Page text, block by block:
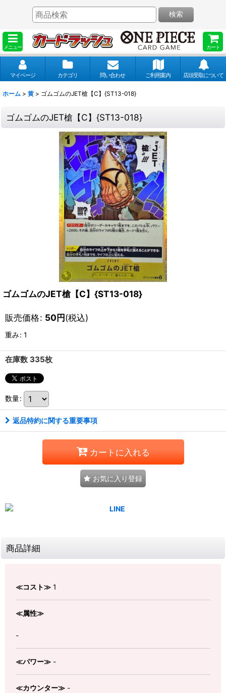
メニュー カート
検索
マイページ カテゴリ 問い合わせ ご利用案内 店頭受取について
ホーム > 黄 > ゴムゴムのJET槍【C】{ST13-018}
ゴムゴムのJET槍【C】{ST13-018}
ゴムゴムのJET槍【C】{ST13-018}
販売価格: 50円(税込)
重み: 1
在庫数 335枚
数量:
返品特約に関する重要事項
カートに入れる
お気に入り登録
商品詳細
≪コスト≫ 1
≪属性≫
-
≪パワー≫ -
≪カウンター≫ -